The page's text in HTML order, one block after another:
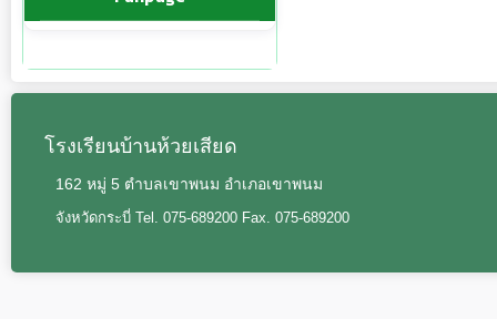
โรงเรียนบ้านห้วยเสียด
162 หมู่ 5 ตำบลเขาพนม อำเภอเขาพนม
จังหวัดกระบี่ Tel. 075-689200 Fax. 075-689200